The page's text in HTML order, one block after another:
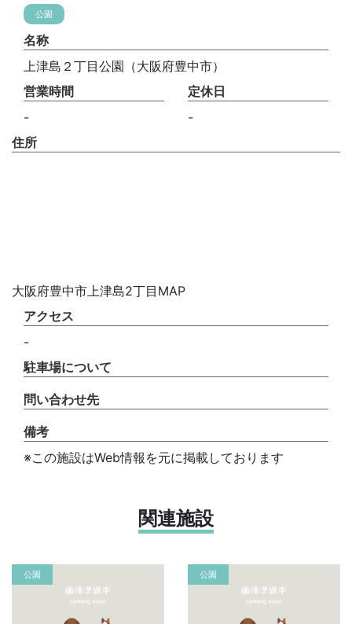
公園
名称
上津島２丁目公園（大阪府豊中市）
営業時間
-
定休日
-
住所
大阪府豊中市上津島2丁目MAP
アクセス
-
駐車場について
問い合わせ先
備考
※この施設はWeb情報を元に掲載しております
関連施設
公園 公園